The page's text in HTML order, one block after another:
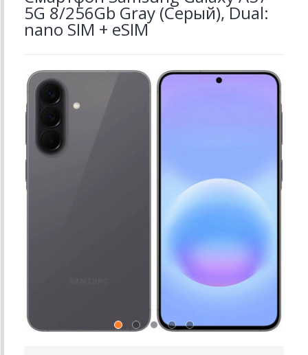
5G 8/256Gb Gray (Серый), Dual:
nano SIM + eSIM